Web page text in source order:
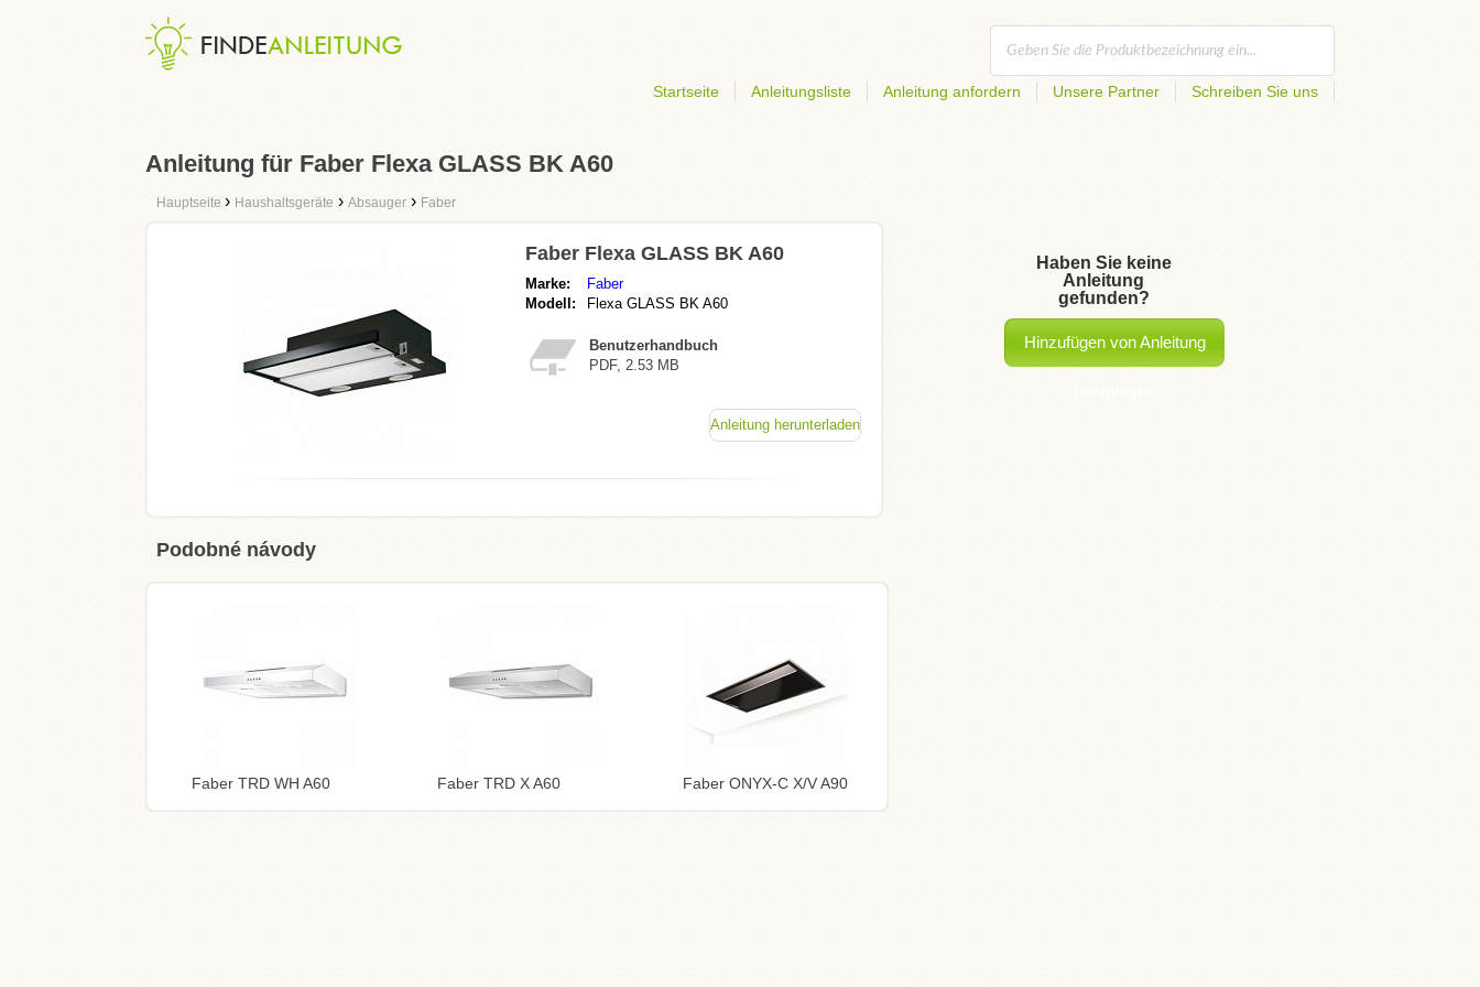
Startseite Anleitungsliste Anleitung anfordern Unsere Partner Schreiben Sie uns
Anleitung für Faber Flexa GLASS BK A60
Hauptseite › Haushaltsgeräte › Absauger › Faber
Faber Flexa GLASS BK A60
Marke:
Faber
Modell:
Flexa GLASS BK A60
Benutzerhandbuch
PDF, 2.53 MB
Anleitung herunterladen
Podobné návody
Faber TRD WH A60 Faber TRD X A60 Faber ONYX-C X/V A90
Haben Sie keine
Anleitung
gefunden?
Hinzufügen von Anleitung